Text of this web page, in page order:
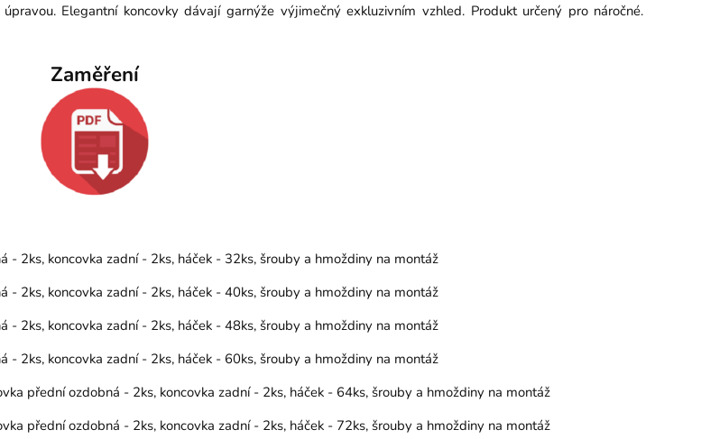
Elegantní koncovky dávají garnýže výjimečný exkluzivním vzhled. Produkt určený pro náročné.
Zaměření
2ks, koncovka zadní - 2ks, háček - 32ks, šrouby a hmoždiny na montáž
2ks, koncovka zadní - 2ks, háček - 40ks, šrouby a hmoždiny na montáž
2ks, koncovka zadní - 2ks, háček - 48ks, šrouby a hmoždiny na montáž
2ks, koncovka zadní - 2ks, háček - 60ks, šrouby a hmoždiny na montáž
přední ozdobná - 2ks, koncovka zadní - 2ks, háček - 64ks, šrouby a hmoždiny na montáž
přední ozdobná - 2ks, koncovka zadní - 2ks, háček - 72ks, šrouby a hmoždiny na montáž